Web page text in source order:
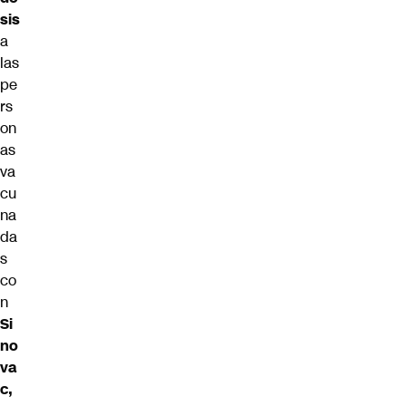
sis
a
las
pe
rs
on
as
va
cu
na
da
s
co
n
Si
no
va
c,